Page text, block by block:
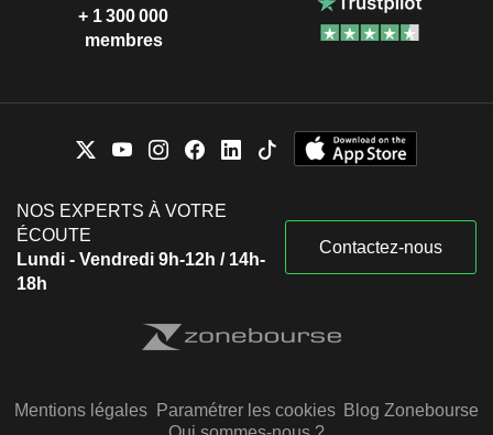
+ 1 300 000
membres
NOS EXPERTS À VOTRE
ÉCOUTE
Lundi - Vendredi 9h-12h / 14h-
18h
Contactez-nous
Mentions légales Paramétrer les cookies Blog Zonebourse